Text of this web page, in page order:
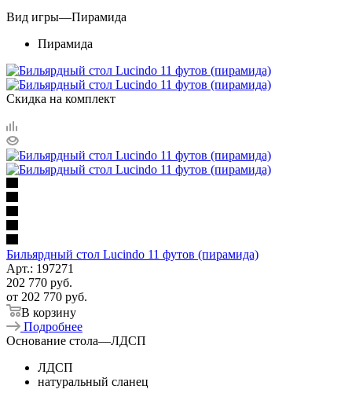
Вид игры—Пирамида
Пирамида
Скидка на комплект
Бильярдный стол Lucindo 11 футов (пирамида)
Арт.: 197271
202 770 руб.
от 202 770 руб.
В корзину
Подробнее
Основание стола—ЛДСП
ЛДСП
натуральный сланец